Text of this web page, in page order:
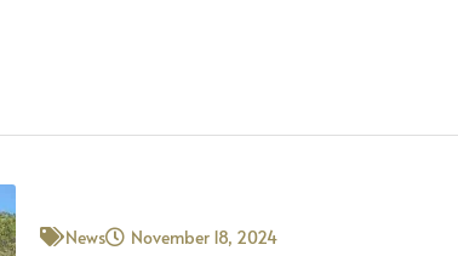
News November 18, 2024